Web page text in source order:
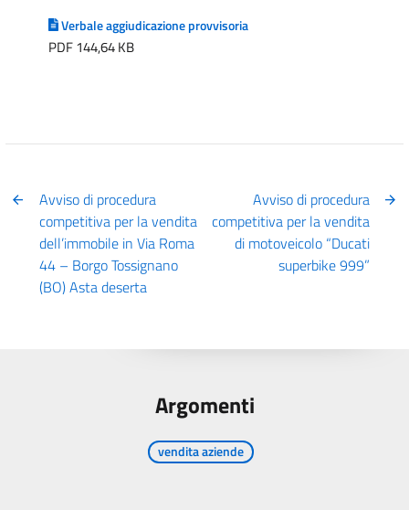
Verbale aggiudicazione provvisoria
PDF 144,64 KB
Avviso di procedura
competitiva per la vendita
dell’immobile in Via Roma
44 – Borgo Tossignano
(BO) Asta deserta
Avviso di procedura
competitiva per la vendita
di motoveicolo “Ducati
superbike 999”
Argomenti
vendita aziende